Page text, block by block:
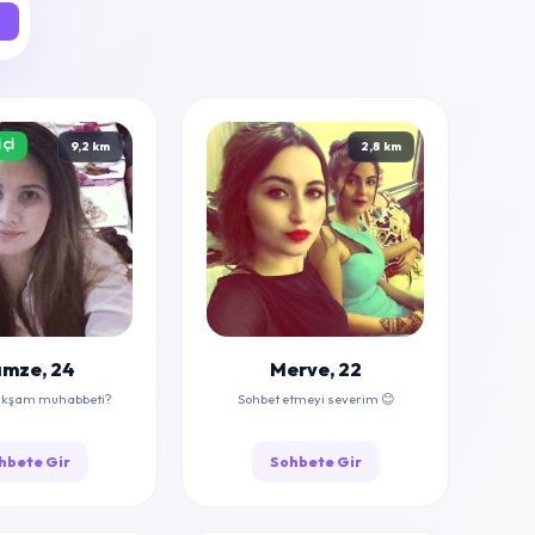
9,2 km
24
muhabbeti?
Gir
2,8 km
Merve, 22
Sohbet etmeyi severim 😊
Sohbete Gir